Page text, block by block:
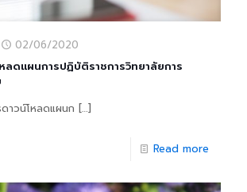
02/06/2020
ลดแผนการปฏิบัติราชการวิทยาลัยการ
าวน์โหลดแผนก […]
Read more